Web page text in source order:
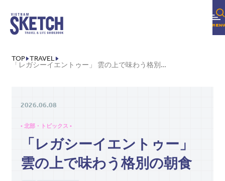
TOP TRAVEL
「レガシーイエントゥー」 雲の上で味わう格別の朝食
2026.06.08
• 北部・トピックス •
「レガシーイエントゥー」
雲の上で味わう格別の朝食